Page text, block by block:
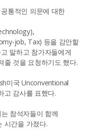
통적인 의문에 대한
job, Tax) 등을 감안할
말하고 참가자들에게
줄 것을 요청하기도 했다.
미국 Unconventional
고 감사를 표했다.
참석자들이 함께
시간을 가졌다.